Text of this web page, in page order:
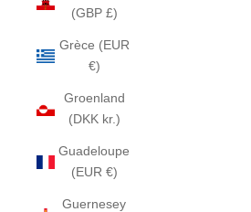
(GBP £)
Grèce (EUR
€)
Groenland
(DKK kr.)
Guadeloupe
(EUR €)
Guernesey